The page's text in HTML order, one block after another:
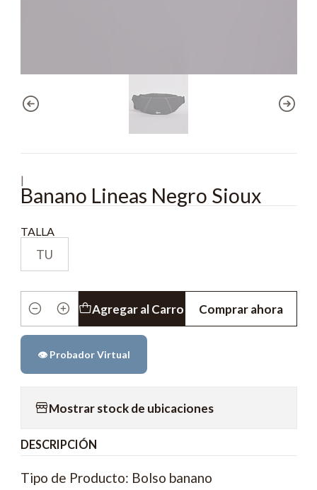
|
Banano Lineas Negro Sioux
TALLA
TU
Cantidad
Agregar al Carro Comprar ahora
👁️ Probador Virtual
Mostrar stock de ubicaciones
DESCRIPCIÓN
Tipo de Producto: Bolso banano